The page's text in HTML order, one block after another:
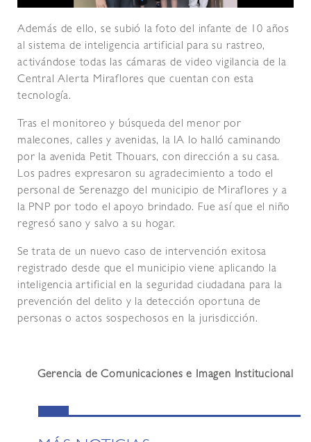
Además de ello, se subió la foto del infante de 10 años
al sistema de inteligencia artificial para su rastreo,
activándose todas las cámaras de video vigilancia de la
Central Alerta Miraflores que cuentan con esta
tecnología.
Tras el monitoreo y búsqueda del menor por
malecones, calles y avenidas, la IA lo halló caminando
por la avenida Petit Thouars, con dirección a su casa.
Los padres expresaron su agradecimiento a todo el
personal de Serenazgo del municipio de Miraflores y a
la PNP por todo el apoyo brindado. Fue así que el niño
regresó sano y salvo a su hogar.
Se trata de un nuevo caso de intervención exitosa
registrado desde que el municipio viene aplicando la
inteligencia artificial en la seguridad ciudadana para la
prevención del delito y la detección oportuna de
personas o actos sospechosos en la jurisdicción.
Gerencia de Comunicaciones e Imagen Institucional